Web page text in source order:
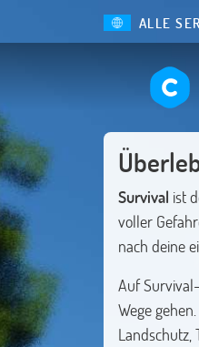
ALLE
Survival ist
voller
nach deine
Auf
Wege
Landschutz,